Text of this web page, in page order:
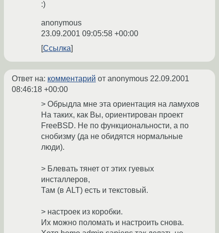
:)
anonymous
23.09.2001 09:05:58 +00:00
Ссылка
Ответ на: комментарий от anonymous 22.09.2001
08:46:18 +00:00
> Обрыдла мне эта ориентация на ламухов
На таких, как Вы, ориентирован проект
FreeBSD. Не по функциональности, а по
снобизму (да не обидятся нормальные
люди).
> Блевать тянет от этих гуевых
инсталлеров,
Там (в ALT) есть и текстовый.
> настроек из коробки.
Их можно поломать и настроить снова.